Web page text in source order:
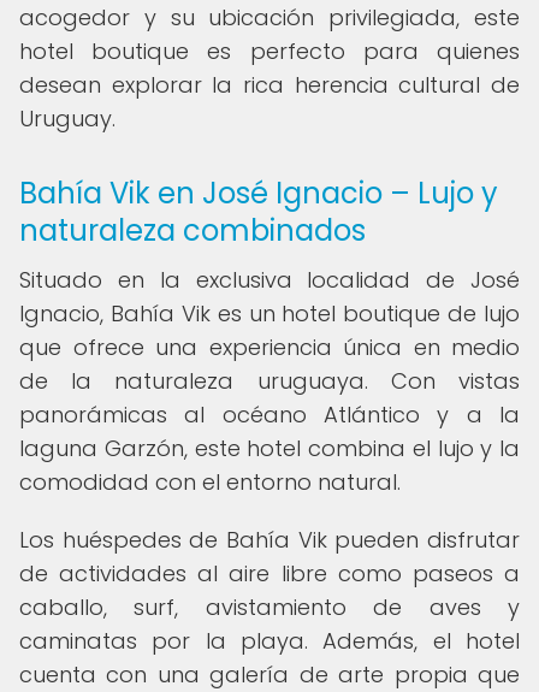
acogedor y su ubicación privilegiada, este
hotel boutique es perfecto para quienes
desean explorar la rica herencia cultural de
Uruguay.
Bahía Vik en José Ignacio – Lujo y
naturaleza combinados
Situado en la exclusiva localidad de José
Ignacio, Bahía Vik es un hotel boutique de lujo
que ofrece una experiencia única en medio
de la naturaleza uruguaya. Con vistas
panorámicas al océano Atlántico y a la
laguna Garzón, este hotel combina el lujo y la
comodidad con el entorno natural.
Los huéspedes de Bahía Vik pueden disfrutar
de actividades al aire libre como paseos a
caballo, surf, avistamiento de aves y
caminatas por la playa. Además, el hotel
cuenta con una galería de arte propia que